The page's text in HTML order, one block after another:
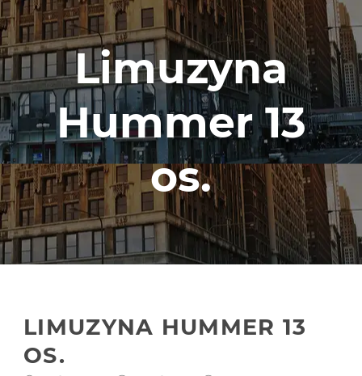
Limuzyna
Hummer 13
os.
LIMUZYNA HUMMER 13
OS.